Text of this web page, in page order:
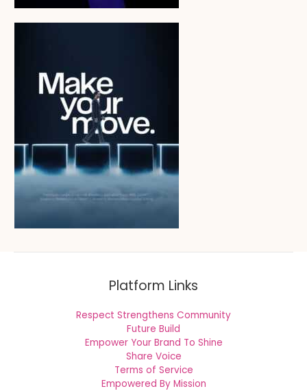
Platform Links
Respect Strengthens Community
Future Build
Empower Your Brand To Shine
Share Voice
Terms of Service
Empowered By Mission